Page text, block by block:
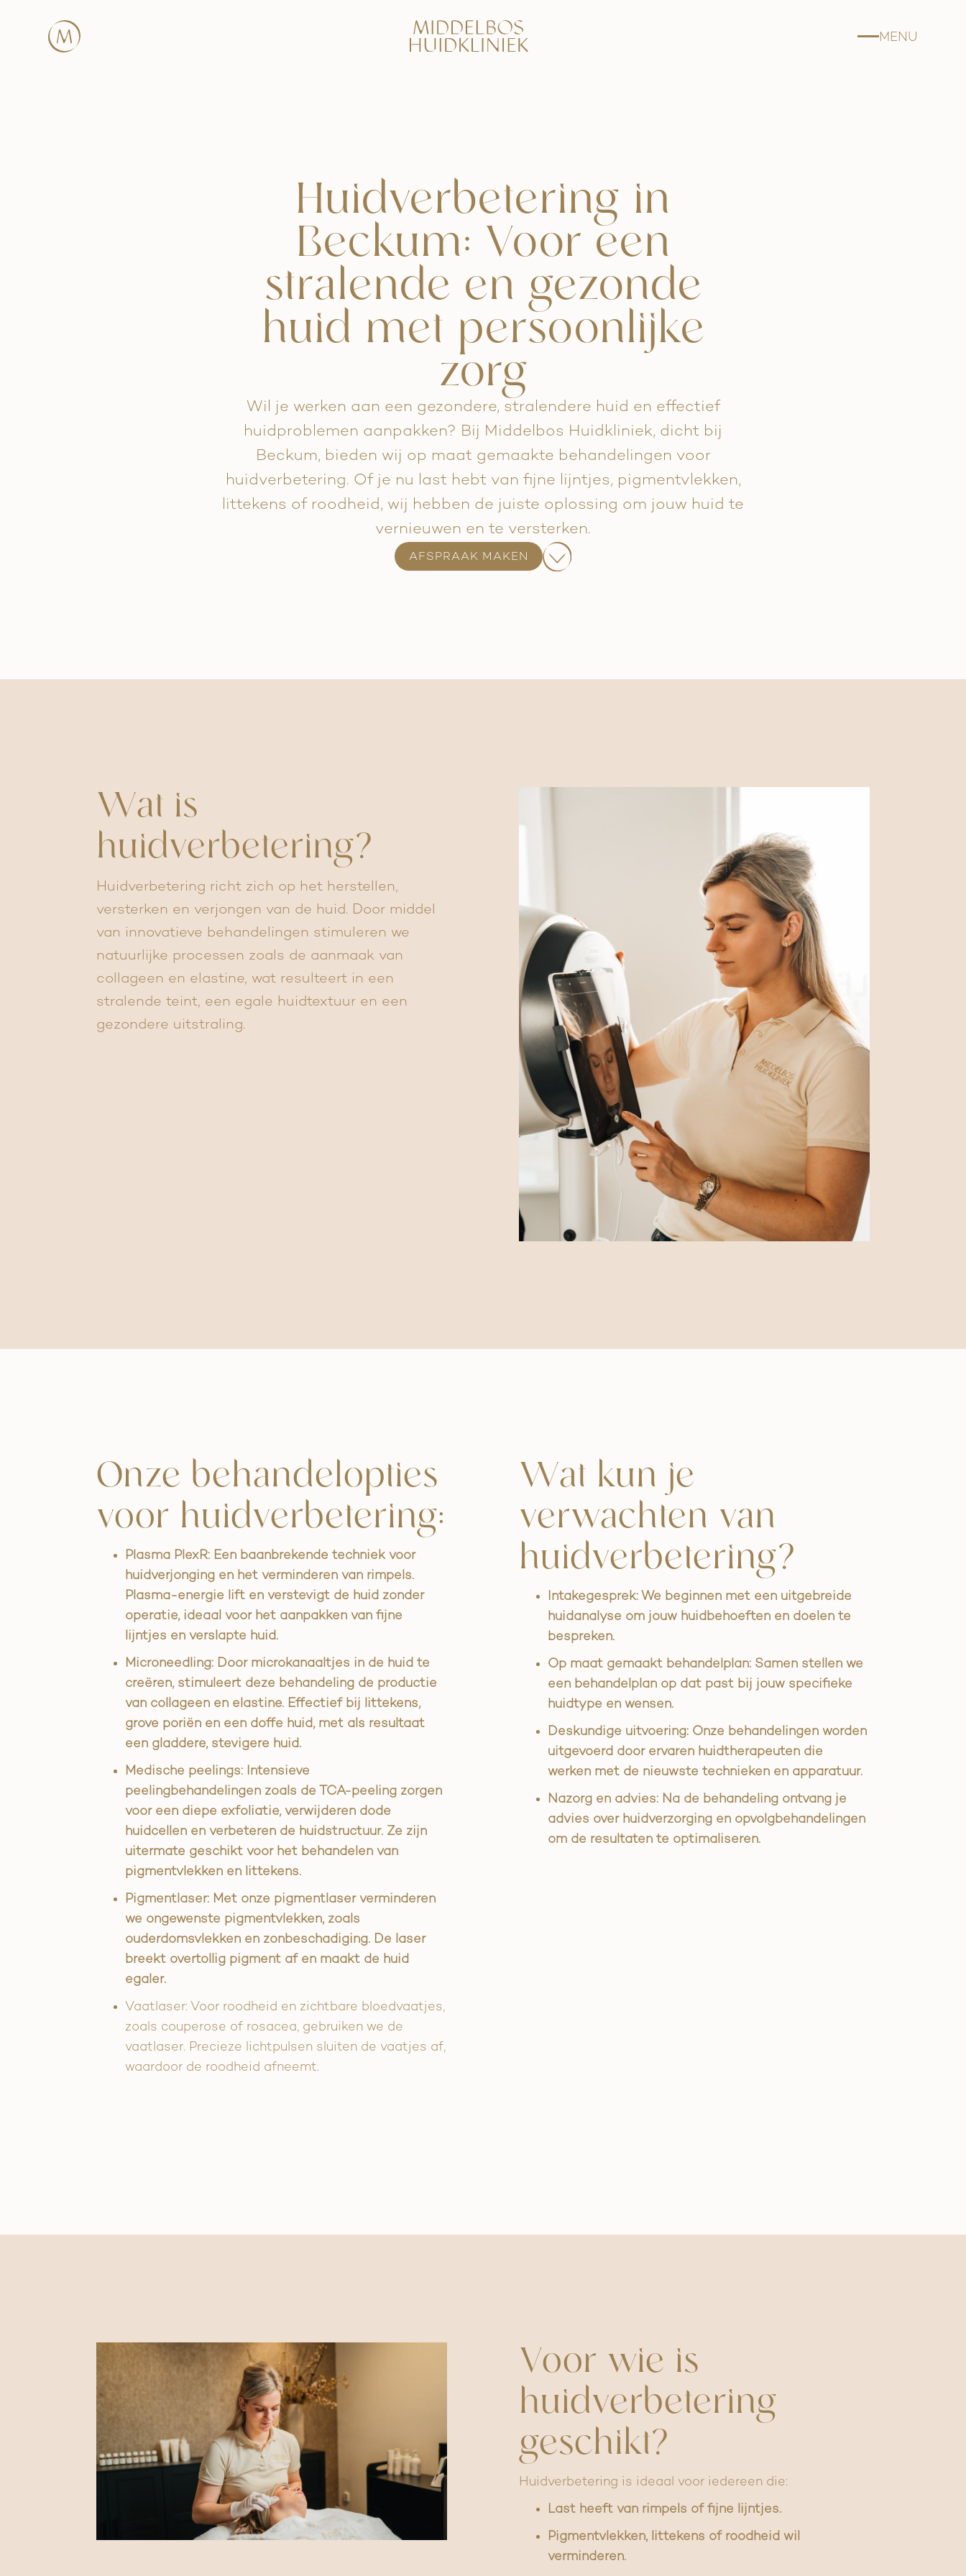
MENU
Huidverbetering in
Beckum: Voor een
stralende en gezonde
huid met persoonlijke
zorg
Wil je werken aan een gezondere, stralendere huid en effectief
huidproblemen aanpakken? Bij Middelbos Huidkliniek, dicht bij
Beckum, bieden wij op maat gemaakte behandelingen voor
huidverbetering. Of je nu last hebt van fijne lijntjes, pigmentvlekken,
littekens of roodheid, wij hebben de juiste oplossing om jouw huid te
vernieuwen en te versterken.
AFSPRAAK MAKEN
Wat is
huidverbetering?
Huidverbetering richt zich op het herstellen,
versterken en verjongen van de huid. Door middel
van innovatieve behandelingen stimuleren we
natuurlijke processen zoals de aanmaak van
collageen en elastine, wat resulteert in een
stralende teint, een egale huidtextuur en een
gezondere uitstraling.
Onze behandelopties
voor huidverbetering:
Plasma PlexR: Een baanbrekende techniek voor
huidverjonging en het verminderen van rimpels.
Plasma-energie lift en verstevigt de huid zonder
operatie, ideaal voor het aanpakken van fijne
lijntjes en verslapte huid.
Microneedling: Door microkanaaltjes in de huid te
creëren, stimuleert deze behandeling de productie
van collageen en elastine. Effectief bij littekens,
grove poriën en een doffe huid, met als resultaat
een gladdere, stevigere huid.
Medische peelings: Intensieve
peelingbehandelingen zoals de TCA-peeling zorgen
voor een diepe exfoliatie, verwijderen dode
huidcellen en verbeteren de huidstructuur. Ze zijn
uitermate geschikt voor het behandelen van
pigmentvlekken en littekens.
Pigmentlaser: Met onze pigmentlaser verminderen
we ongewenste pigmentvlekken, zoals
ouderdomsvlekken en zonbeschadiging. De laser
breekt overtollig pigment af en maakt de huid
egaler.
Vaatlaser: Voor roodheid en zichtbare bloedvaatjes,
zoals couperose of rosacea, gebruiken we de
vaatlaser. Precieze lichtpulsen sluiten de vaatjes af,
waardoor de roodheid afneemt.
Wat kun je
verwachten van
huidverbetering?
Intakegesprek: We beginnen met een uitgebreide
huidanalyse om jouw huidbehoeften en doelen te
bespreken.
Op maat gemaakt behandelplan: Samen stellen we
een behandelplan op dat past bij jouw specifieke
huidtype en wensen.
Deskundige uitvoering: Onze behandelingen worden
uitgevoerd door ervaren huidtherapeuten die
werken met de nieuwste technieken en apparatuur.
Nazorg en advies: Na de behandeling ontvang je
advies over huidverzorging en opvolgbehandelingen
om de resultaten te optimaliseren.
Voor wie is
huidverbetering
geschikt?
Huidverbetering is ideaal voor iedereen die:
Last heeft van rimpels of fijne lijntjes.
Pigmentvlekken, littekens of roodheid wil
verminderen.